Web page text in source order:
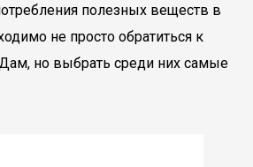
полезных веществ в
не просто обратиться к
но выбрать среди них самые